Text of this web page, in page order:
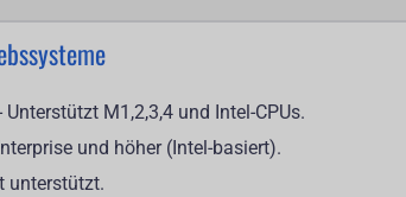
Anforderungen und unterstützte Betriebssysteme
M1,2,3,4 und Intel-CPUs.
und höher (Intel-basiert).
unterstützt.